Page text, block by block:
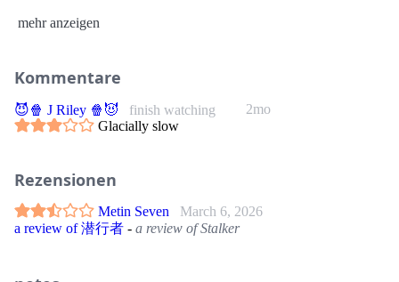
Odyssee mit vielen Umwegen …
mehr anzeigen
Kommentare
2mo
😈🍿 J Riley 🍿😈
finish watching
Glacially slow
Rezensionen
Metin Seven
March 6, 2026
a review of 潜行者 - a review of Stalker